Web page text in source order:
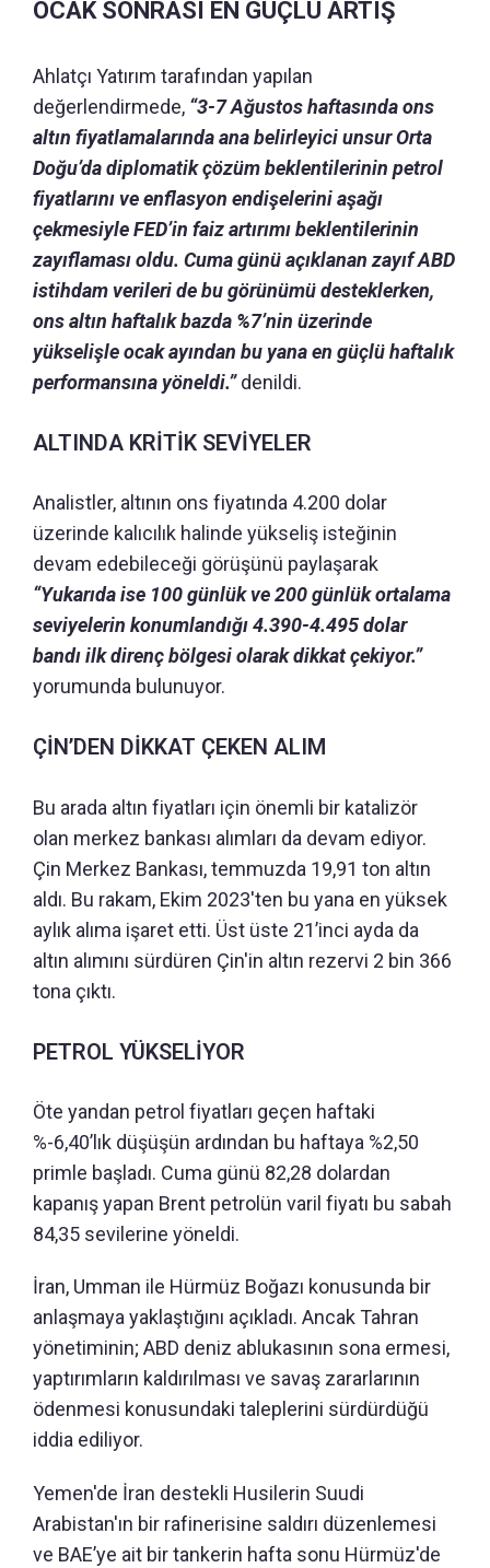
OCAK SONRASI EN GÜÇLÜ ARTIŞ
Ahlatçı Yatırım tarafından yapılan
değerlendirmede, “3-7 Ağustos haftasında ons
altın fiyatlamalarında ana belirleyici unsur Orta
Doğu’da diplomatik çözüm beklentilerinin petrol
fiyatlarını ve enflasyon endişelerini aşağı
çekmesiyle FED’in faiz artırımı beklentilerinin
zayıflaması oldu. Cuma günü açıklanan zayıf ABD
istihdam verileri de bu görünümü desteklerken,
ons altın haftalık bazda %7’nin üzerinde
yükselişle ocak ayından bu yana en güçlü haftalık
performansına yöneldi.”denildi.
ALTINDA KRİTİK SEVİYELER
Analistler, altının ons fiyatında 4.200 dolar
üzerinde kalıcılık halinde yükseliş isteğinin
devam edebileceği görüşünü paylaşarak
“Yukarıda ise 100 günlük ve 200 günlük ortalama
seviyelerin konumlandığı 4.390-4.495 dolar
bandı ilk direnç bölgesi olarak dikkat çekiyor.”
yorumunda bulunuyor.
ÇİN’DEN DİKKAT ÇEKEN ALIM
Bu arada altın fiyatları için önemli bir katalizör
olan merkez bankası alımları da devam ediyor.
Çin Merkez Bankası, temmuzda 19,91 ton altın
aldı. Bu rakam, Ekim 2023'ten bu yana en yüksek
aylık alıma işaret etti. Üst üste 21’inci ayda da
altın alımını sürdüren Çin'in altın rezervi 2 bin 366
tona çıktı.
PETROL YÜKSELİYOR
Öte yandan petrol fiyatları geçen haftaki
%-6,40’lık düşüşün ardından bu haftaya %2,50
primle başladı. Cuma günü 82,28 dolardan
kapanış yapan Brent petrolün varil fiyatı bu sabah
84,35 sevilerine yöneldi.
İran, Umman ile Hürmüz Boğazı konusunda bir
anlaşmaya yaklaştığını açıkladı. Ancak Tahran
yönetiminin; ABD deniz ablukasının sona ermesi,
yaptırımların kaldırılması ve savaş zararlarının
ödenmesi konusundaki taleplerini sürdürdüğü
iddia ediliyor.
Yemen'de İran destekli Husilerin Suudi
Arabistan'ın bir rafinerisine saldırı düzenlemesi
ve BAE’ye ait bir tankerin hafta sonu Hürmüz'de